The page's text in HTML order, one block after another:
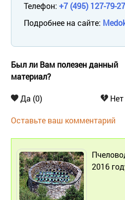
Телефон: +7 (495) 127-79-27
Подробнее на сайте:
Был ли Вам полезен данный
материал?
Да (0)
Оставьте ваш комментарий
2016